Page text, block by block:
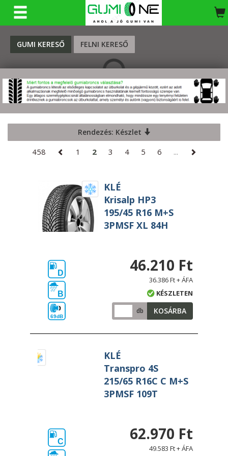
GUMI KERESŐ FELNI KERESŐ
KERESÉS
Rendezés: Készlet
458 1 2 3 4 5 6 ...
KLÉ
Krisalp HP3
195/45 R16 M+S
3PMSF XL 84H
D
B
69dB
46.210 Ft
36.386 Ft + ÁFA
KÉSZLETEN
db KOSÁRBA
KLÉ
Transpro 4S
215/65 R16C C M+S
3PMSF 109T
C 62.970 Ft
49.583 Ft + ÁFA